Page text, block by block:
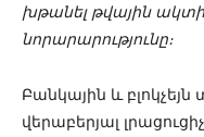
խթանել թվային
նորարարությունը։
Բանկային և
վերաբերյալ